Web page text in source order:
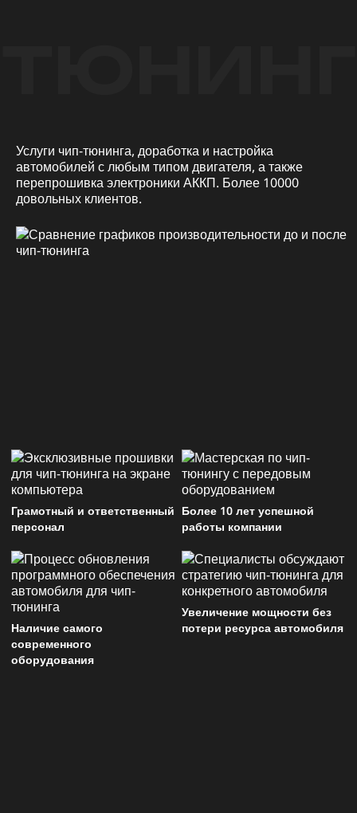
Услуги чип-тюнинга, доработка и настройка
автомобилей с любым типом двигателя, а также
перепрошивка электроники АККП. Более 10000
довольных клиентов.
Грамотный и ответственный
персонал
Более 10 лет успешной
работы компании
Наличие самого
современного
оборудования
Увеличение мощности без
потери ресурса автомобиля